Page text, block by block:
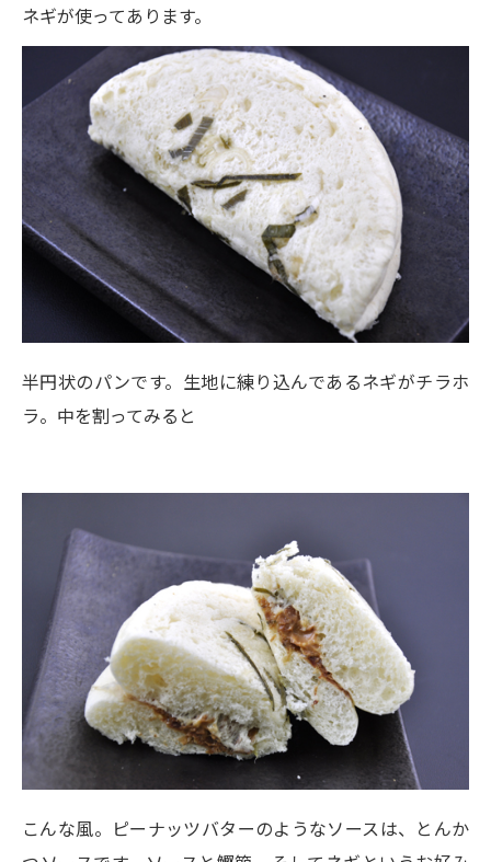
ネギが使ってあります。
半円状のパンです。生地に練り込んであるネギがチラホ
ラ。中を割ってみると
こんな風。ピーナッツバターのようなソースは、とんか